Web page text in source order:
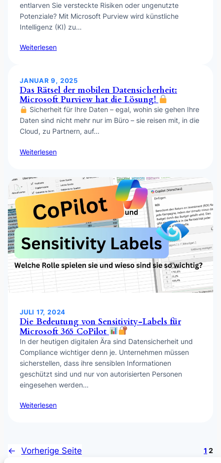
entlarven Sie versteckte Risiken oder ungenutzte
Potenziale? Mit Microsoft Purview wird künstliche
Intelligenz (KI) zu…
Weiterlesen
JANUAR 9, 2025
Das Rätsel der mobilen Datensicherheit:
Microsoft Purview hat die Lösung!
Sicherheit für Ihre Daten – egal, wohin sie gehen Ihre
Daten sind nicht mehr nur im Büro – sie reisen mit, in die
Cloud, zu Partnern, auf…
Weiterlesen
JULI 17, 2024
Die Bedeutung von Sensitivity-Labels für
Microsoft 365 CoPilot
In der heutigen digitalen Ära sind Datensicherheit und
Compliance wichtiger denn je. Unternehmen müssen
sicherstellen, dass ihre sensiblen Informationen
geschützt sind und nur von autorisierten Personen
eingesehen werden…
Weiterlesen
← Vorherige Seite 1 2